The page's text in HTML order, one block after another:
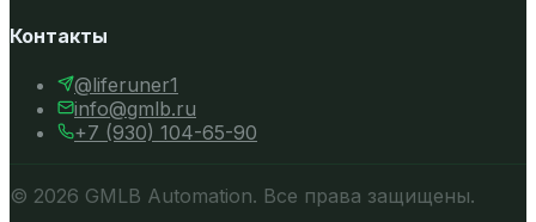
Контакты
@liferuner1
info@gmlb.ru
+7 (930) 104-65-90
© 2026 GMLB Automation. Все права защищены.